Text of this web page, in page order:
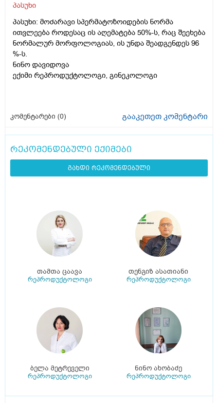
პასუხი
პასუხი: მოძარავი სპერმატოზოიდების ნორმა
ითვლეება როდესაც ის აღემატება 50%-ს, რაც შეეხება
ნორმალურ მორფოლოგიას, ის უნდა შეადგენდეს 96
%-ს.
ნინო დავიდოვა
ექიმი რეპროდუქტოლოგი, გინეკოლოგი
კომენტარები (0) გააკეთეთ კომენტარი
რეკომენდებული ექიმები
გახდი რეკომენდებული
თამთა ცაავა
რეპროდუქტოლოგი
თენგიზ ასათიანი
რეპროდუქტოლოგი
ბელა მეტრეველი
რეპროდუქტოლოგი
ნინო ახობაძე
რეპროდუქტოლოგი